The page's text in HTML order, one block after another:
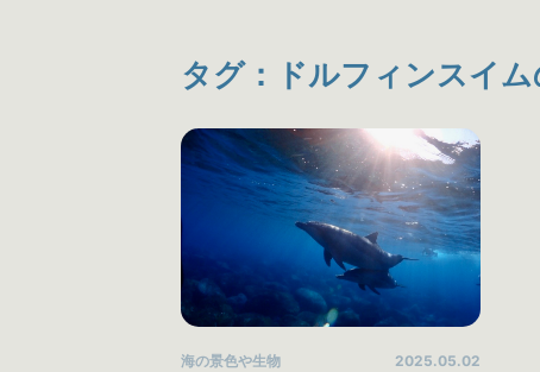
タグ：ドルフィンスイ
海の景色や生物 2025.05.02